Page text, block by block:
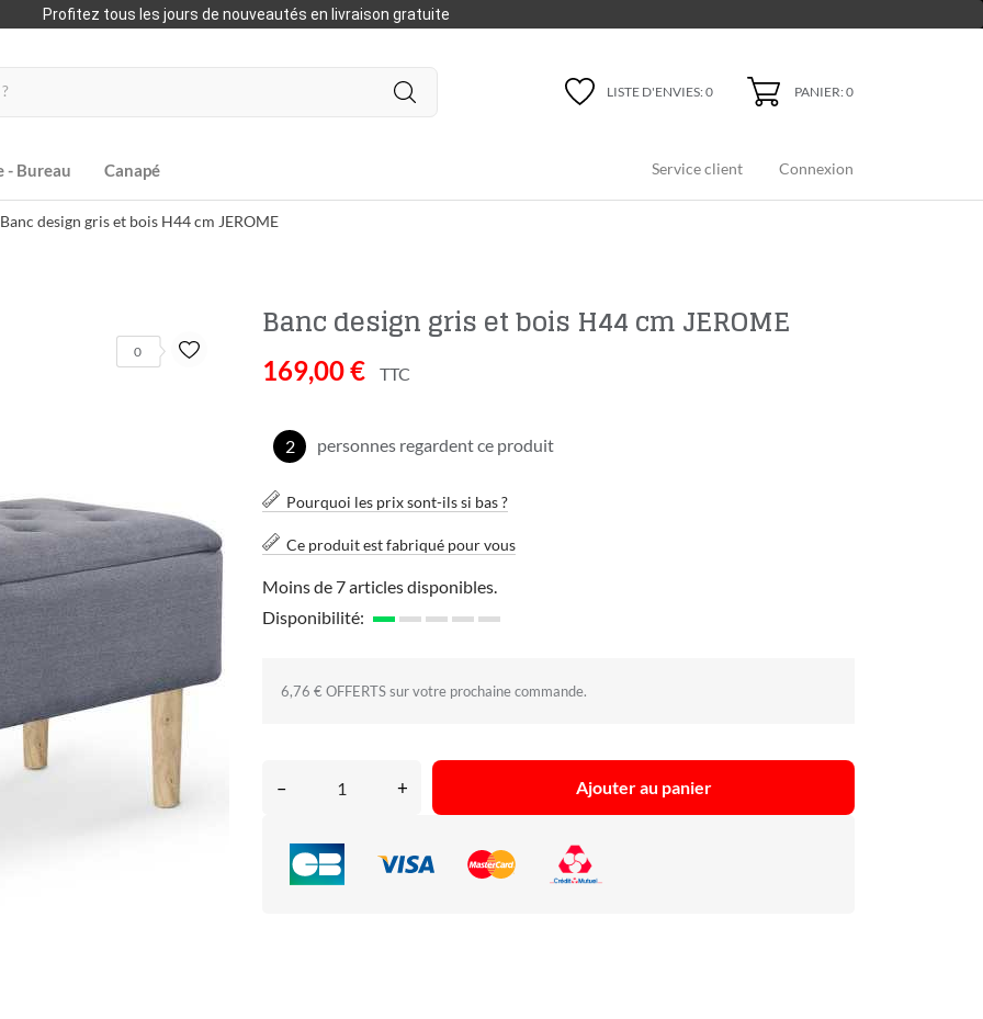
Profitez tous les jours de nouveautés en livraison gratuite
LISTE D'ENVIES:0 PANIER: 0
- Bureau Canapé Service client Connexion
Banc design gris et bois H44 cm JEROME
0
Banc design gris et bois H44 cm JEROME
169,00 € TTC
2 personnes regardent ce produit
Pourquoi les prix sont-ils si bas ?
Ce produit est fabriqué pour vous
Moins de 7 articles disponibles.
Disponibilité:
6,76 € OFFERTS sur votre prochaine commande.
– + Ajouter au panier